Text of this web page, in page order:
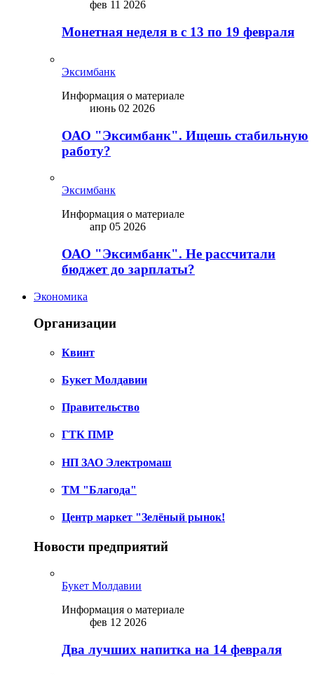
фев 11 2026
Монетная неделя в с 13 по 19 февраля
Эксимбанк
Информация о материале
июнь 02 2026
ОАО "Эксимбанк". Ищешь стабильную
работу?
Эксимбанк
Информация о материале
апр 05 2026
ОАО "Эксимбанк". Не рассчитали
бюджет до зарплаты?
Экономика
Организации
Квинт
Букет Молдавии
Правительство
ГТК ПМР
НП ЗАО Электромаш
ТМ "Благода"
Центр маркет "Зелёный рынок!
Новости предприятий
Букет Молдавии
Информация о материале
фев 12 2026
Два лучших напитка на 14 февраля